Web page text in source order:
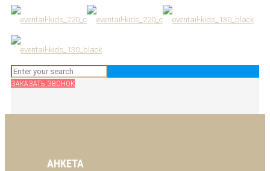
ЗАКАЗАТЬ ЗВОНОК
АНКЕТА